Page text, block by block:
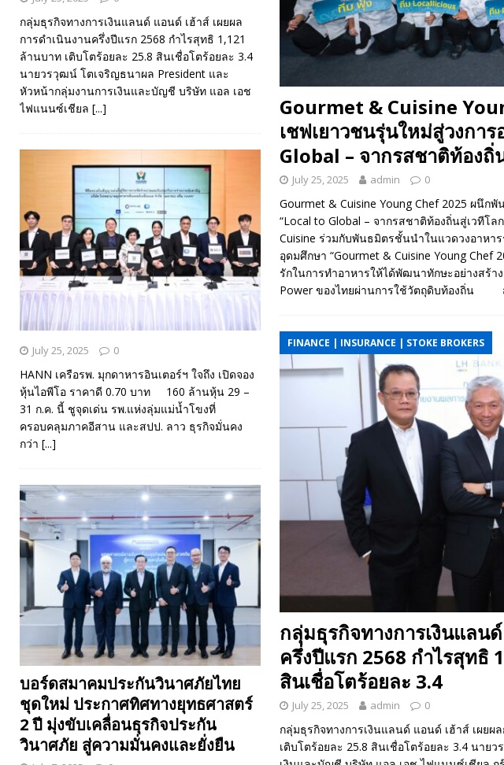
Gourmet & Cuisine
เชฟเยาวชนรุ่นใหม่สู่วงกา
Global – จากรสชาติท้องถิ่
July 25, 2025 admin 0
Gourmet & Cuisine Young Chef 2025 ผนึ
“Local to Global – จากรสชา
Cuisine ร่วมกับพันธมิตรชั้นนำในแวดวงอาหา
อุดมศึกษา “Gourmet & Cuisine Young Chef
รักในการทำอาหารให้ได้พัฒนาทักษะอย่างสร้
Power ของไทยผ่านการใช้วัตถุดิบท้องถิ่น
FINANCE | INSURANCE | STOKE BROKERS
กลุ่มธุรกิจทางการเงินแลน
ครึ่งปีแรก 2568 กำไรสุทธิ
สินเชื่อโตร้อยละ 3.4
July 25, 2025 admin 0
กลุ่มธุรกิจทางการเงินแลนด์ แอนด์ เฮ้าส์ เผย
เติบโตร้อยละ 25.8 สินเชื่อโตร้อยละ 3.4 นา
กลุ่มธุรกิจทางการเงินแลนด์ แอนด์ เฮ้าส์ เผยผล
การดำเนินงานครึ่งปีแรก 2568 กำไรสุทธิ 1,121
ล้านบาท เติบโตร้อยละ 25.8 สินเชื่อโตร้อยละ 3.4
นายวรวุฒน์ โตเจริญธนาผล President และ
หัวหน้ากลุ่มงานการเงินและบัญชี บริษัท แอล เอช
ไฟแนนซ์เชียล [...]
July 25, 2025 0
HANN เครือรพ. มุกดาหารอินเตอร์ฯ ใจถึง เปิดจอง
หุ้นไอพีโอ ราคาดี 0.70 บาท 160 ล้านหุ้น 29 –
31 ก.ค. นี้ ชูจุดเด่น รพ.แห่งลุ่มแม่น้ำโขงที่
ครอบคลุมภาคอีสาน และสปป. ลาว ธุรกิจมั่นคง
กว่า [...]
บอร์ดสมาคมประกันวินาศภัยไทย
ชุดใหม่ ประกาศทิศทางยุทธศาสตร์
2 ปี มุ่งขับเคลื่อนธุรกิจประกัน
วินาศภัย สู่ความมั่นคงและยั่งยืน